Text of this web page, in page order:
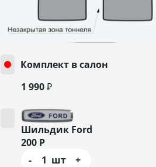
Комплект в салон
1 990 ₽
Шильдик Ford
200 Р
-
1 шт +